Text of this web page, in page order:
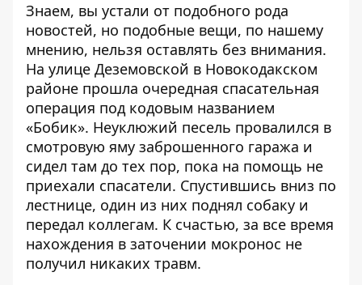
Знаем, вы устали от подобного рода
новостей, но подобные вещи, по нашему
мнению, нельзя оставлять без внимания.
На улице Деземовской в Новокодакском
районе прошла очередная спасательная
операция под кодовым названием
«Бобик». Неуклюжий песель провалился в
смотровую яму заброшенного гаража и
сидел там до тех пор, пока на помощь не
приехали спасатели. Спустившись вниз по
лестнице, один из них поднял собаку и
передал коллегам. К счастью, за все время
нахождения в заточении мокронос не
получил никаких травм.